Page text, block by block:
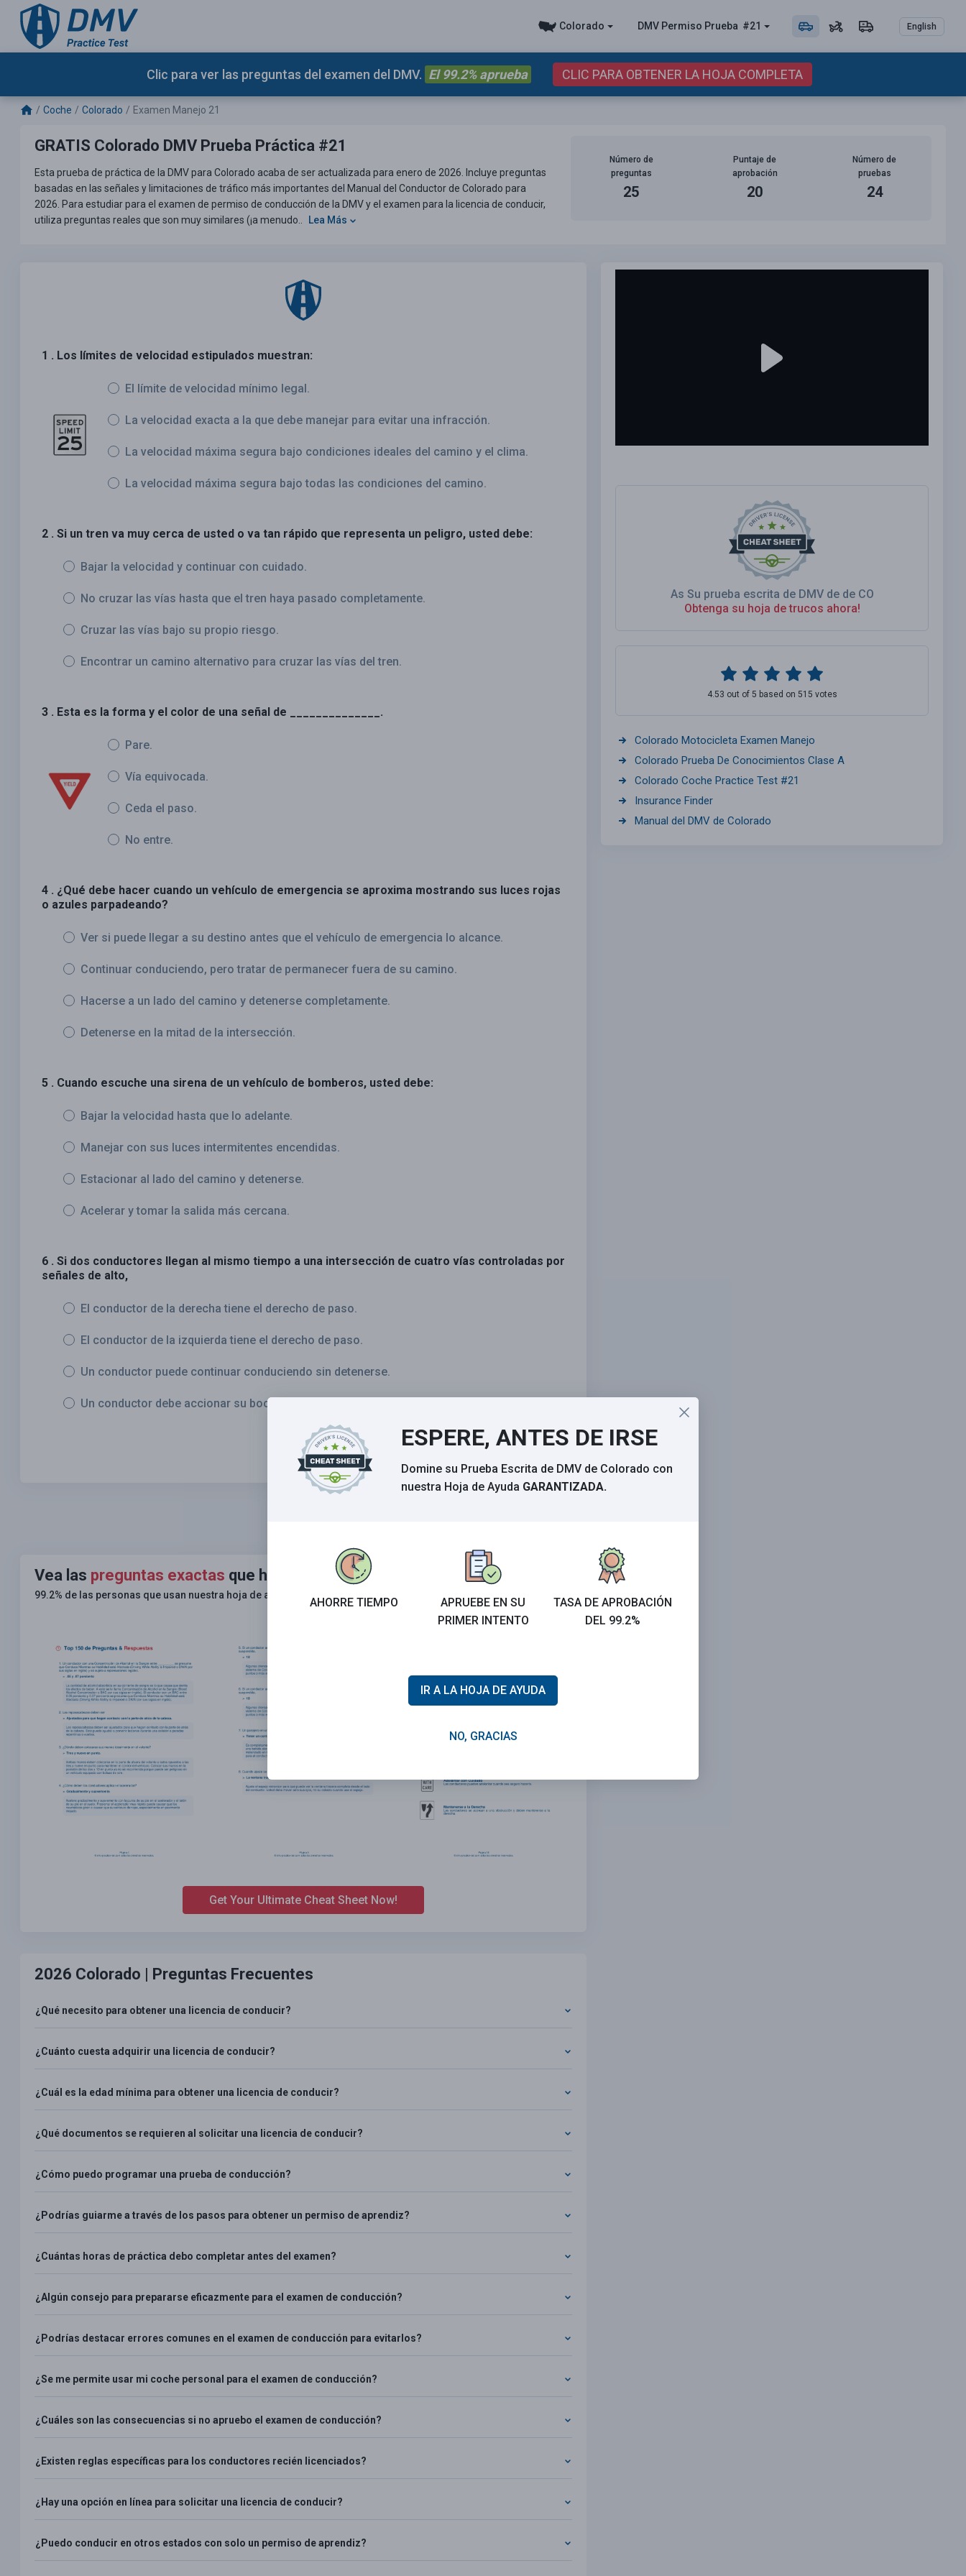
Colorado DMV Permiso Prueba #21 English
Clic para ver las preguntas del examen del DMV. El 99.2% aprueba CLIC PARA OBTENER LA HOJA COMPLETA
Coche Colorado Examen Manejo 21
GRATIS Colorado DMV Prueba Práctica #21
Esta prueba de práctica de la DMV para Colorado acaba de ser actualizada para enero de 2026. Incluye preguntas
basadas en las señales y limitaciones de tráfico más importantes del Manual del Conductor de Colorado para
2026. Para estudiar para el examen de permiso de conducción de la DMV y el examen para la licencia de conducir,
utiliza preguntas reales que son muy similares (¡a menudo..
Lea Más
Número de
preguntas
25
Puntaje de
aprobación
20
Número de
pruebas
24
1 . Los límites de velocidad estipulados muestran:
El límite de velocidad mínimo legal.
La velocidad exacta a la que debe manejar para evitar una infracción.
La velocidad máxima segura bajo condiciones ideales del camino y el clima.
La velocidad máxima segura bajo todas las condiciones del camino.
2 . Si un tren va muy cerca de usted o va tan rápido que representa un peligro, usted debe:
Bajar la velocidad y continuar con cuidado.
No cruzar las vías hasta que el tren haya pasado completamente.
Cruzar las vías bajo su propio riesgo.
Encontrar un camino alternativo para cruzar las vías del tren.
3 . Esta es la forma y el color de una señal de ______________.
Pare.
Vía equivocada.
Ceda el paso.
No entre.
4 . ¿Qué debe hacer cuando un vehículo de emergencia se aproxima mostrando sus luces rojas
o azules parpadeando?
Ver si puede llegar a su destino antes que el vehículo de emergencia lo alcance.
Continuar conduciendo, pero tratar de permanecer fuera de su camino.
Hacerse a un lado del camino y detenerse completamente.
Detenerse en la mitad de la intersección.
5 . Cuando escuche una sirena de un vehículo de bomberos, usted debe:
Bajar la velocidad hasta que lo adelante.
Manejar con sus luces intermitentes encendidas.
Estacionar al lado del camino y detenerse.
Acelerar y tomar la salida más cercana.
6 . Si dos conductores llegan al mismo tiempo a una intersección de cuatro vías controladas por
señales de alto,
El conductor de la derecha tiene el derecho de paso.
El conductor de la izquierda tiene el derecho de paso.
Un conductor puede continuar conduciendo sin detenerse.
Un conductor debe accionar su bocina para indicar que cede el derecho de paso.
As Su prueba escrita de DMV de de CO
Obtenga su hoja de trucos ahora!
4.53 out of 5 based on 515 votes
Colorado Motocicleta Examen Manejo
Colorado Prueba De Conocimientos Clase A
Colorado Coche Practice Test #21
Insurance Finder
Manual del DMV de Colorado
Vea las preguntas exactas que habrá en el examen del DMV de 2026.
99.2% de las personas que usan nuestra hoja de ayuda aprueban su examen la
Get Your Ultimate Cheat Sheet Now!
2026 Colorado | Preguntas Frecuentes
¿Qué necesito para obtener una licencia de conducir?
¿Cuánto cuesta adquirir una licencia de conducir?
¿Cuál es la edad mínima para obtener una licencia de conducir?
¿Qué documentos se requieren al solicitar una licencia de conducir?
¿Cómo puedo programar una prueba de conducción?
¿Podrías guiarme a través de los pasos para obtener un permiso de aprendiz?
¿Cuántas horas de práctica debo completar antes del examen?
¿Algún consejo para prepararse eficazmente para el examen de conducción?
¿Podrías destacar errores comunes en el examen de conducción para evitarlos?
¿Se me permite usar mi coche personal para el examen de conducción?
¿Cuáles son las consecuencias si no apruebo el examen de conducción?
¿Existen reglas específicas para los conductores recién licenciados?
¿Hay una opción en línea para solicitar una licencia de conducir?
¿Puedo conducir en otros estados con solo un permiso de aprendiz?
ESPERE, ANTES DE IRSE
Domine su Prueba Escrita de DMV de Colorado con
nuestra Hoja de Ayuda GARANTIZADA.
AHORRE TIEMPO
APRUEBE EN SU
PRIMER INTENTO
TASA DE APROBACIÓN
DEL 99.2%
IR A LA HOJA DE AYUDA
NO, GRACIAS